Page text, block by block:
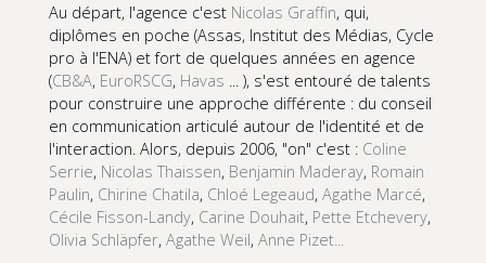
Au départ, l'agence c'est Nicolas Graffin, qui,
diplômes en poche (Assas, Institut des Médias, Cycle
pro à l'ENA) et fort de quelques années en agence
(CB&A, EuroRSCG, Havas ... ), s'est entouré de talents
pour construire une approche différente : du conseil
en communication articulé autour de l'identité et de
l'interaction. Alors, depuis 2006, "on" c'est : Coline
Serrie, Nicolas Thaissen, Benjamin Maderay, Romain
Paulin, Chirine Chatila, Chloé Legeaud, Agathe Marcé,
Cécile Fisson-Landy, Carine Douhait, Pette Etchevery,
Olivia Schläpfer, Agathe Weil, Anne Pizet...